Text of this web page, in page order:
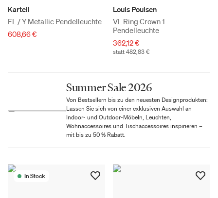
Kartell
FL / Y Metallic Pendelleuchte
608,66 €
Louis Poulsen
VL Ring Crown 1
Pendelleuchte
362,12 €
statt 482,83 €
Summer Sale 2026
Von Bestsellern bis zu den neuesten Designprodukten:
Lassen Sie sich von einer exklusiven Auswahl an
Indoor- und Outdoor-Möbeln, Leuchten,
Wohnaccessoires und Tischaccessoires inspirieren –
mit bis zu 50 % Rabatt.
In Stock